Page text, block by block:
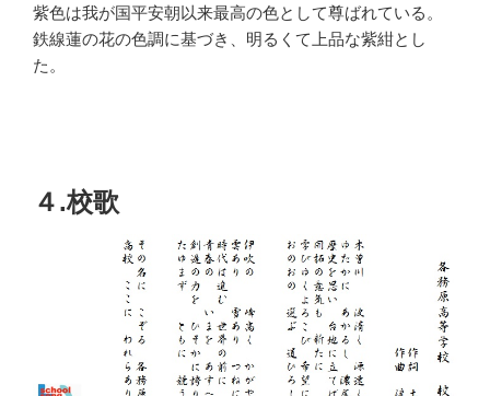
紫色は我が国平安朝以来最高の色として尊ばれている。
鉄線蓮の花の色調に基づき、明るくて上品な紫紺とし
た。
４.校歌